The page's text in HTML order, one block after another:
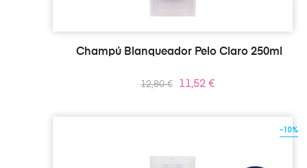
Champú Blanqueador Pelo Claro 250ml
Precio
12,80 € Precio
11,52 €
-10%